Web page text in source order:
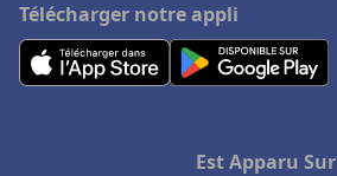
Hôtels à Corfou
Hôtels à Fréjus
Télécharger notre appli
Est Apparu Sur